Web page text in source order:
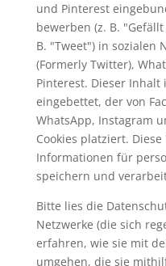
und Pinterest
bewerben (z. B.
B. "Tweet") in sozialen
(Formerly Twitter),
Pinterest. Dieser Inhalt
eingebettet, der von
WhatsApp, Instagram
Cookies platziert.
Informationen für
speichern und
Bitte lies die
Netzwerke (die sich
erfahren, wie sie mit
umgehen, die sie